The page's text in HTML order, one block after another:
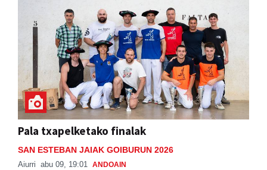
Pala txapelketako finalak
SAN ESTEBAN JAIAK GOIBURUN 2026
Aiurri abu 09, 19:01 ANDOAIN